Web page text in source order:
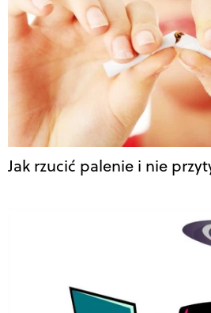
Jak rzucić palenie i nie